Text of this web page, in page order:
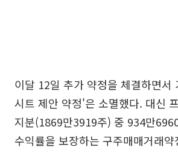
이달 12일 추가 약정을 체결하면서
시트 제안 약정'은 소멸했다. 대신
지분(1869만3919주) 중 934만
수익률을 보장하는 구주매매거래